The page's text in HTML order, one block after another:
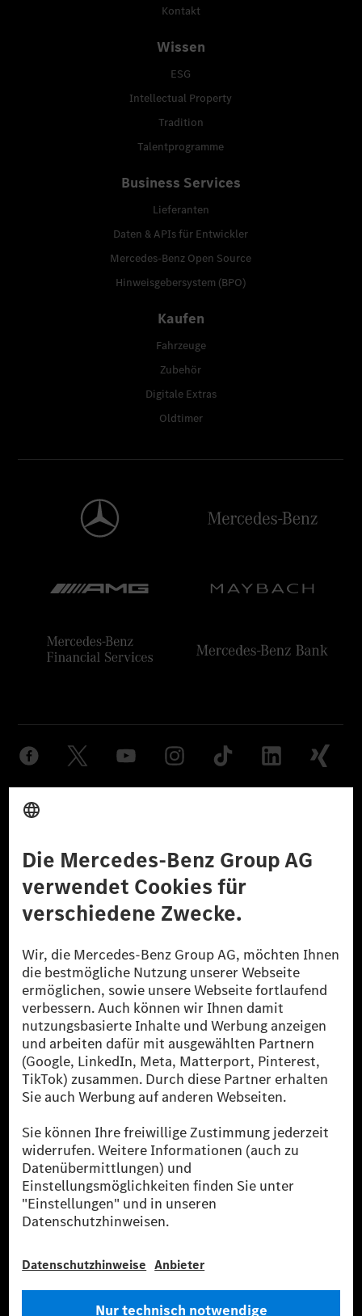
Kontakt
Wissen
ESG
Intellectual Property
Tradition
Talentprogramme
Business Services
Lieferanten
Daten & APIs für Entwickler
Mercedes-Benz Open Source
Hinweisgebersystem (BPO)
Kaufen
Fahrzeuge
Zubehör
Digitale Extras
Oldtimer
© 2026 Mercedes-Benz Group AG. Alle Rechte vorbehalten.
reduzierte CO₂-Emissionen bei der Mercedes-Benz Group durch
zertifizierte Ausgleichsprojekte kompensiert werden.
[2] Renewable Charging ist ein integraler Bestandteil von MB.CHARGE
Public in Europa, den USA, Kanada und China. Sofern an der jeweiligen
Ladestation noch kein Strom aus erneuerbaren Energien vorliegt,
verwendet Renewable Charging Grünstromzertifikate*. Diese stellen
sicher, dass für Ladevorgänge über MB.CHARGE Public eine äquivalente
Strommenge aus erneuerbaren Energien ins Stromnetz eingespeist wird.
Sie stammen ausschließlich aus Wind- und Solarkraftanlagen, die jünger
als sechs Jahre sind.
* Inkl. EKOenergy Ökolabel
* Die angegebenen Werte wurden nach dem vorgeschriebenen
Messverfahren WLTP (Worldwide harmonised Light vehicles Test
Procedure) ermittelt. Die angegebenen Spannweiten beziehen sich auf
den europäischen Markt. Der Energieverbrauch und der CO₂-Ausstoß
eines Pkw sind nicht nur von der effizienten Ausnutzung des Kraftstoffs
bzw. des Energieträgers durch den Pkw, sondern auch vom Fahrstil und
anderen nichttechnischen Faktoren abhängig.
** Der Stromverbrauch wurde auf der Grundlage der VO 692/2008/EG
wurden intern nach Maßgabe der Zertifizierungsmethode „WLTP-
Prüfverfahren“ ermittelt. Es liegen bislang weder bestätigte Werte von